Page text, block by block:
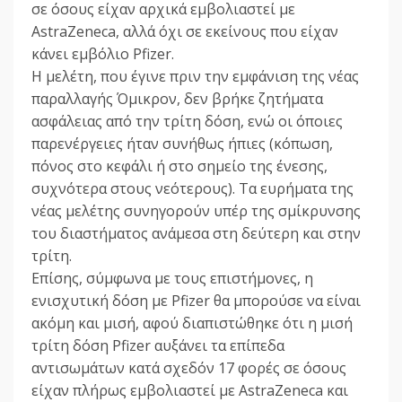
σε όσους είχαν αρχικά εμβολιαστεί με
AstraZeneca, αλλά όχι σε εκείνους που είχαν
κάνει εμβόλιο Pfizer.
Η μελέτη, που έγινε πριν την εμφάνιση της νέας
παραλλαγής Όμικρον, δεν βρήκε ζητήματα
ασφάλειας από την τρίτη δόση, ενώ οι όποιες
παρενέργειες ήταν συνήθως ήπιες (κόπωση,
πόνος στο κεφάλι ή στο σημείο της ένεσης,
συχνότερα στους νεότερους). Τα ευρήματα της
νέας μελέτης συνηγορούν υπέρ της σμίκρυνσης
του διαστήματος ανάμεσα στη δεύτερη και στην
τρίτη.
Επίσης, σύμφωνα με τους επιστήμονες, η
ενισχυτική δόση με Pfizer θα μπορούσε να είναι
ακόμη και μισή, αφού διαπιστώθηκε ότι η μισή
τρίτη δόση Pfizer αυξάνει τα επίπεδα
αντισωμάτων κατά σχεδόν 17 φορές σε όσους
είχαν πλήρως εμβολιαστεί με AstraZeneca και